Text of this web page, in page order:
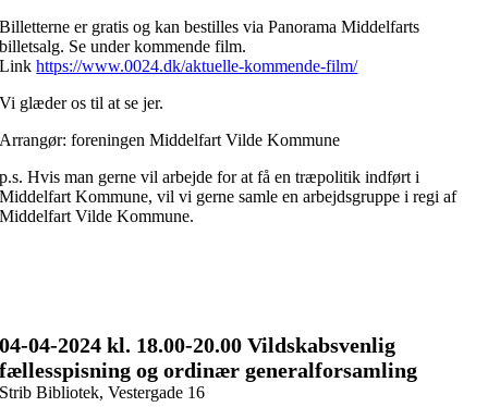
Billetterne er gratis og kan bestilles via Panorama Middelfarts
billetsalg. Se under kommende film.
Linkhttps://www.0024.dk/aktuelle-kommende-film/
Vi glæder os til at se jer.
Arrangør: foreningen Middelfart Vilde Kommune
p.s. Hvis man gerne vil arbejde for at få en træpolitik indført i
Middelfart Kommune, vil vi gerne samle en arbejdsgruppe i regi af
Middelfart Vilde Kommune.
04-04-2024 kl. 18.00-20.00 Vildskabsvenlig
fællesspisning og ordinær generalforsamling
Strib Bibliotek, Vestergade 16